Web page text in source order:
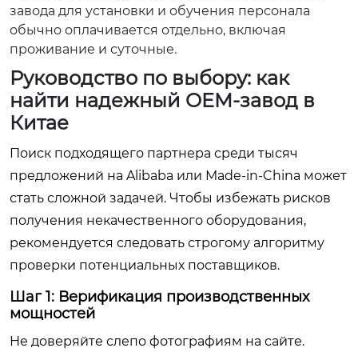
завода для установки и обучения персонала
обычно оплачивается отдельно, включая
проживание и суточные.
Руководство по выбору: как
найти надежный OEM-завод в
Китае
Поиск подходящего партнера среди тысяч
предложений на Alibaba или Made-in-China может
стать сложной задачей. Чтобы избежать рисков
получения некачественного оборудования,
рекомендуется следовать строгому алгоритму
проверки потенциальных поставщиков.
Шаг 1: Верификация производственных
мощностей
Не доверяйте слепо фотографиям на сайте.